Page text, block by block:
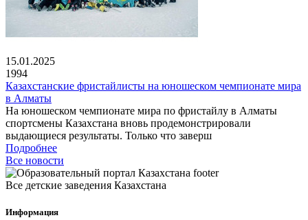
15.01.2025
1994
Казахстанские фристайлисты на юношеском чемпионате мира
в Алматы
На юношеском чемпионате мира по фристайлу в Алматы
спортсмены Казахстана вновь продемонстрировали
выдающиеся результаты. Только что заверш
Подробнее
Все новости
Все детские заведения Казахстана
Информация